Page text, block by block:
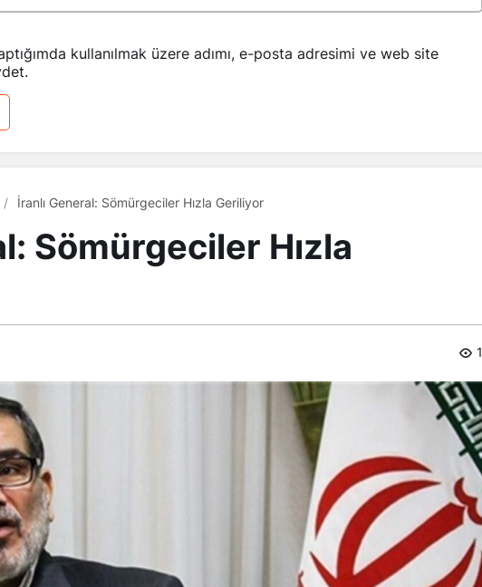
kullanılmak üzere adımı, e-posta adresimi ve web site
İranlı General: Sömürgeciler Hızla Geriliyor
Sömürgeciler Hızla
1